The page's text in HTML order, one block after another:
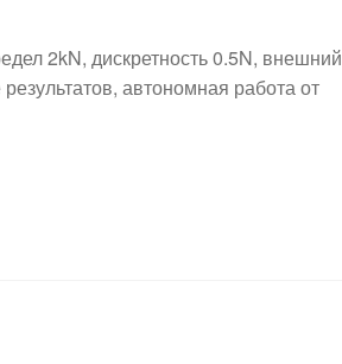
2kN, дискретность 0.5N, внешний
автономная работа от